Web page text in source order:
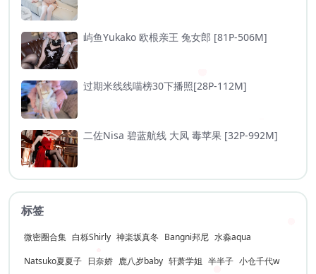
屿鱼Yukako 欧根亲王 兔女郎 [81P-506M]
过期米线线喵榜30下播照[28P-112M]
二佐Nisa 碧蓝航线 大凤 毒苹果 [32P-992M]
标签
微密圈合集 白栎Shirly 神楽坂真冬 Bangni邦尼 水淼aqua
Natsuko夏夏子 日奈娇 鹿八岁baby 轩萧学姐 半半子 小仓千代w